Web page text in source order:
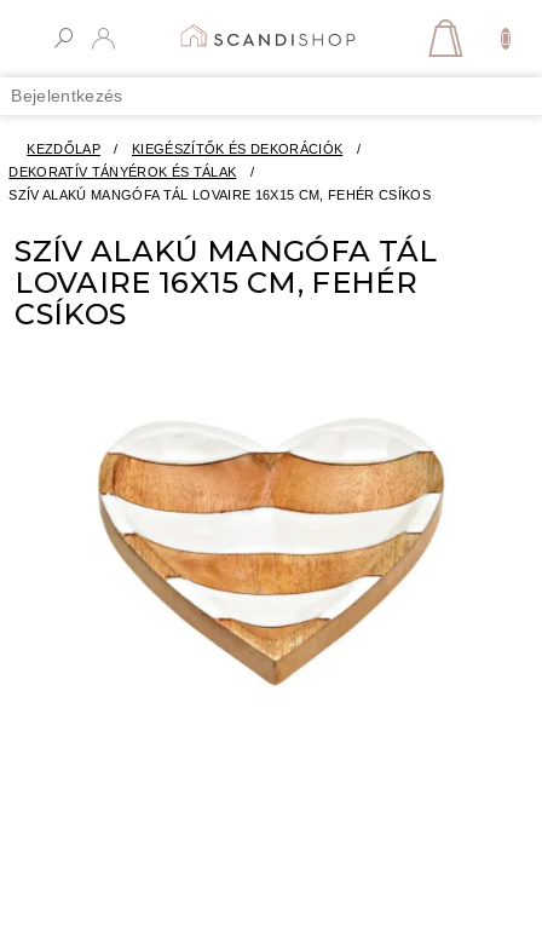
Bejelentkezés
KOSÁR
KEZDŐLAP / KIEGÉSZÍTŐK ÉS DEKORÁCIÓK
/
DEKORATÍV TÁNYÉROK ÉS TÁLAK
/
SZÍV ALAKÚ MANGÓFA TÁL LOVAIRE 16X15 CM, FEHÉR CSÍKOS
SZÍV ALAKÚ MANGÓFA TÁL
LOVAIRE 16X15 CM, FEHÉR
CSÍKOS